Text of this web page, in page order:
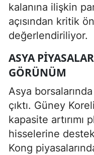
kalanına ilişkin
açısından kritik
değerlendiriliyor.
ASYA
GÖRÜNÜM
Asya
çıktı. Güney
kapasite artırımı
hisselerine
Kong